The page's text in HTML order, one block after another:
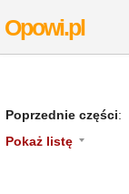
Opowi.pl
Poprzednie części:
Pokaż listę